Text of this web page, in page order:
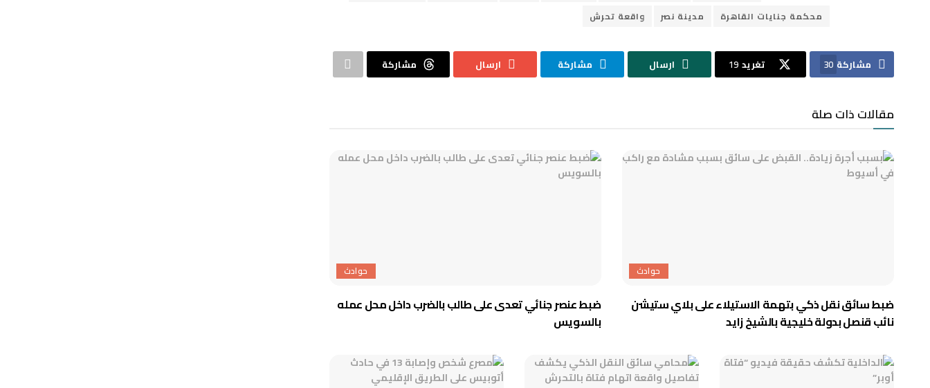
محكمة جنايات القاهرة
مدينة نصر واقعة تحرش
مشاركة 30 تغريد 19 ارسال مشاركة ارسال مشاركة
مقالات ذات صلة
حوادث
ضبط سائق نقل ذكي بتهمة الاستيلاء على بلاي ستيشن
نائب قنصل بدولة خليجية بالشيخ زايد
حوادث
ضبط عنصر جنائي تعدى على طالب بالضرب داخل محل عمله
بالسويس